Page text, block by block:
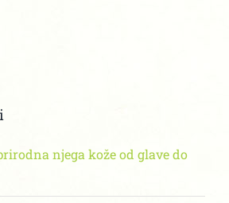
njega kože od glave do